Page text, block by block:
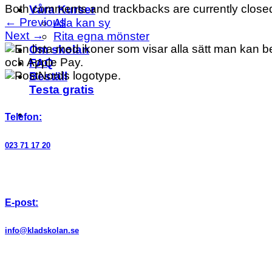
Våra Kurser
Alla kan sy
Rita egna mönster
Om skolan
FAQ
Beställ
Testa gratis
Both comments and trackbacks are currently
← Previous
Next →
Telefon:
023 71 17 20
E-post:
info@kladskolan.se